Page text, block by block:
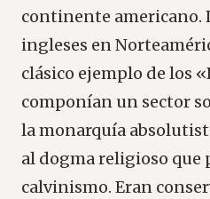
continente americano.
ingleses en
clásico ejemplo de los
componían un sector
la monarquía
al dogma religioso que
calvinismo. Eran